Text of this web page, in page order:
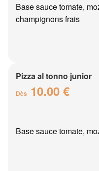
Base sauce tomate,
champignons frais
Pizza al tonno junior
Dès 10.00 €
Base sauce tomate,